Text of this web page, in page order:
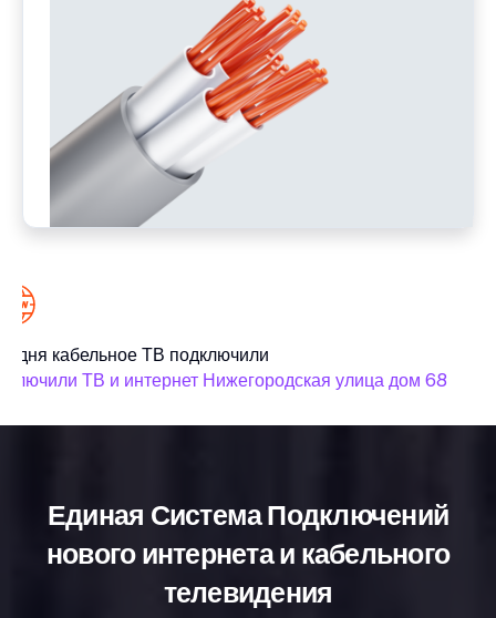
кабельное ТВ подключили
ТВ и интернет Нижегородская улица дом 68
Единая Система Подключений
нового интернета и кабельного
телевидения